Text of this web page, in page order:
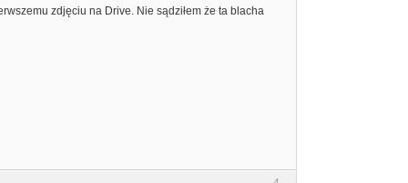
zdjęciu na Drive. Nie sądziłem że ta blacha